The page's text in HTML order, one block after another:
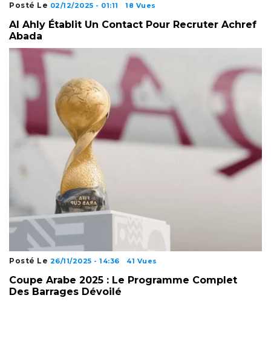
Posté Le 02/12/2025 - 01:11 18 Vues
Al Ahly Établit Un Contact Pour Recruter Achref
Abada
Posté Le 26/11/2025 - 14:36 41 Vues
Coupe Arabe 2025 : Le Programme Complet
Des Barrages Dévoilé